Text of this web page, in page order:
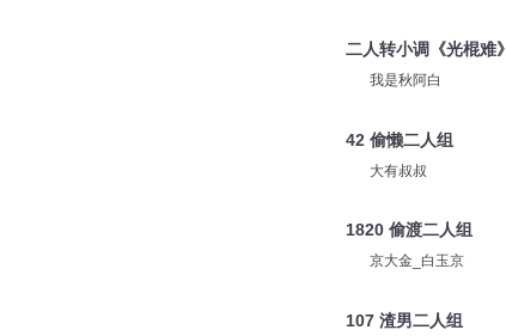
二人转小调《光棍难》
我是秋阿白
42 偷懒二人组
大有叔叔
1820 偷渡二人组
京大金_白玉京
107 渣男二人组